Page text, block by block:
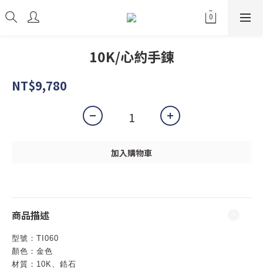
10K/心約手鍊
NT$9,780
加入購物車
商品描述
型號：TI060
顏色：金色
材質：10K、鋯石